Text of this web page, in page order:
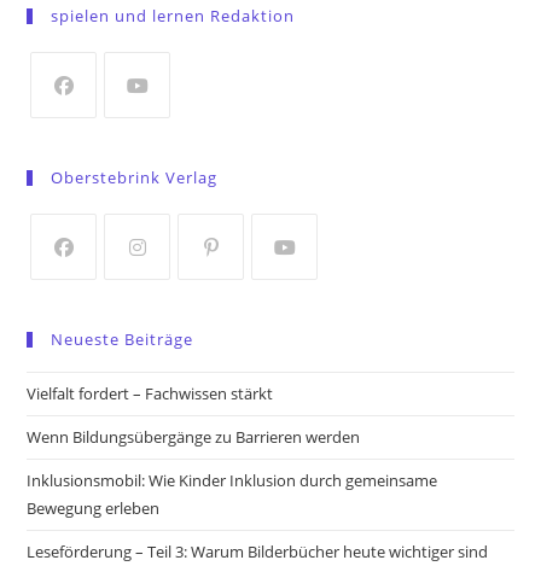
a
tab
spielen und lernen Redaktion
a
tab
tab
Oberstebrink Verlag
a
new
new
a
new
new
Neueste Beiträge
Vielfalt fordert – Fachwissen stärkt
Wenn Bildungsübergänge zu Barrieren werden
Inklusionsmobil: Wie Kinder Inklusion durch gemeinsame
Bewegung erleben
Leseförderung – Teil 3: Warum Bilderbücher heute wichtiger sind